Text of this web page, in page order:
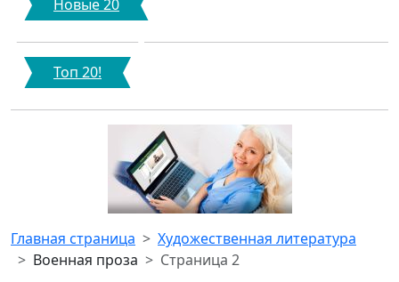
Новые 20
Топ 20!
Главная страница
Художественная литература
Военная проза
Страница 2